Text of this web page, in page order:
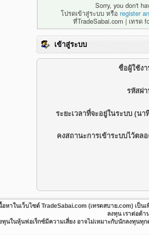
Sorry, you don't
โปรดเข้าสู่ระบบ หรือ register
ที่TradeSabai.com | เทรด
เข้าสู่ระบบ
ชื่อผู้ใช้ง
รหัสผ่
ระยะเวลาที่จะอยู่ในระบบ (นา
คงสถานะการเข้าระบบไว้ตล
อหาในเว็บไซต์ TradeSabai.com (เทรดสบาย.com) เป็
ลงทุน เราต่อต้
ทุนในหุ้นฟอเร็กซ์มีความเสี่ยง อาจไม่เหมาะกับนักลงทุน